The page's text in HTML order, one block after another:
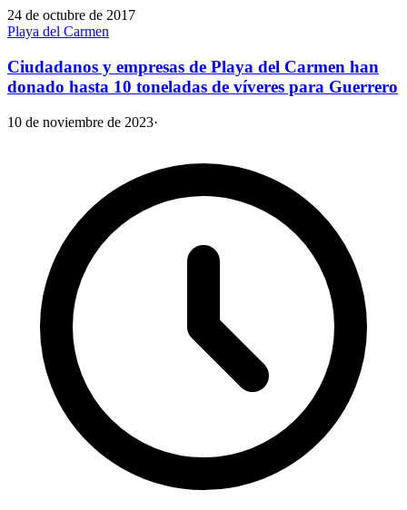
24 de octubre de 2017
Playa del Carmen
Ciudadanos y empresas de Playa del Carmen han
donado hasta 10 toneladas de víveres para Guerrero
10 de noviembre de 2023·